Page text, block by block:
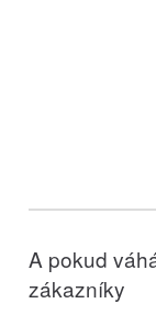
A pokud
zákazníky